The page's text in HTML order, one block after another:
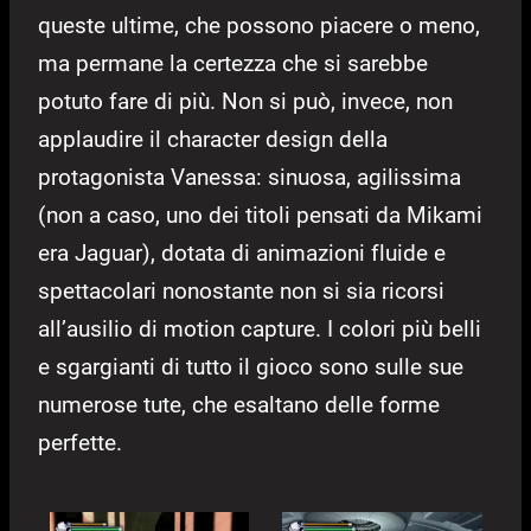
queste ultime, che possono piacere o meno,
ma permane la certezza che si sarebbe
potuto fare di più. Non si può, invece, non
applaudire il character design della
protagonista Vanessa: sinuosa, agilissima
(non a caso, uno dei titoli pensati da Mikami
era Jaguar), dotata di animazioni fluide e
spettacolari nonostante non si sia ricorsi
all’ausilio di motion capture. I colori più belli
e sgargianti di tutto il gioco sono sulle sue
numerose tute, che esaltano delle forme
perfette.